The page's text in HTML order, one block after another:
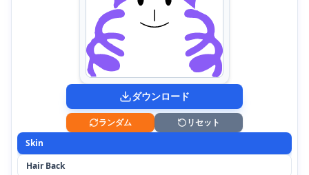
ダウンロード
ランダム
リセット
Skin
Hair Back